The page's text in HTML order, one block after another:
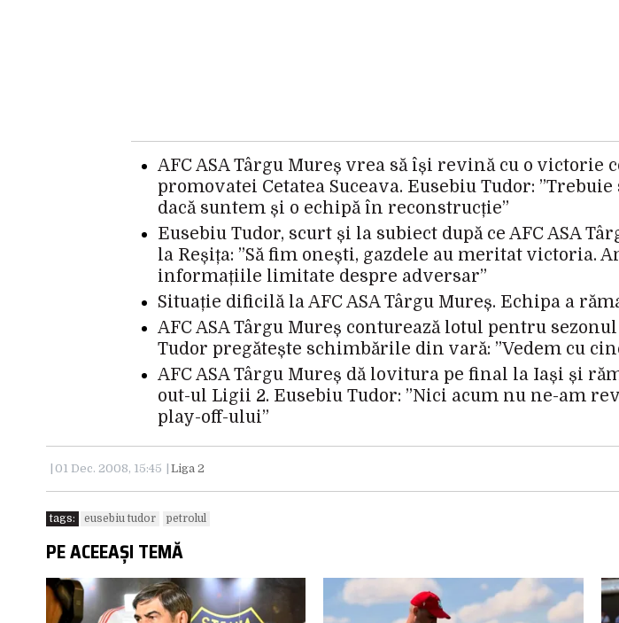
AFC ASA Târgu Mureș vrea să își revină cu o victorie
promovatei Cetatea Suceava. Eusebiu Tudor:
dacă suntem și o echipă în reconstrucție”
Eusebiu Tudor, scurt și la subiect după ce AFC ASA
la Reșița: ”Să fim onești, gazdele au meritat victoria.
informațiile limitate despre adversar”
Situație dificilă la AFC ASA Târgu Mureș. Echipa a
AFC ASA Târgu Mureș conturează lotul pentru
Tudor pregătește schimbările din vară: ”Vedem cu
AFC ASA Târgu Mureș dă lovitura pe final la Iași și
out-ul Ligii 2. Eusebiu Tudor: ”Nici acum nu ne-am
play-off-ului”
01 Dec. 2008, 15:45 Liga 2
tags: eusebiu tudor petrolul
PE ACEEAȘI TEMĂ